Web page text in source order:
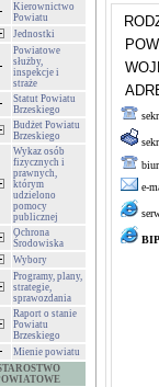
Kierownictwo
Powiatu
Jednostki
Powiatowe
służby,
inspekcje i
straże
Statut Powiatu
Brzeskiego
Budżet Powiatu
Brzeskiego
Wykaz osób
fizycznych i
prawnych,
którym
udzielono
pomocy
publicznej
Ochrona
Środowiska
Wybory
Programy, plany,
strategie,
sprawozdania
Raport o stanie
Powiatu
Brzeskiego
Mienie powiatu
e-
BIP